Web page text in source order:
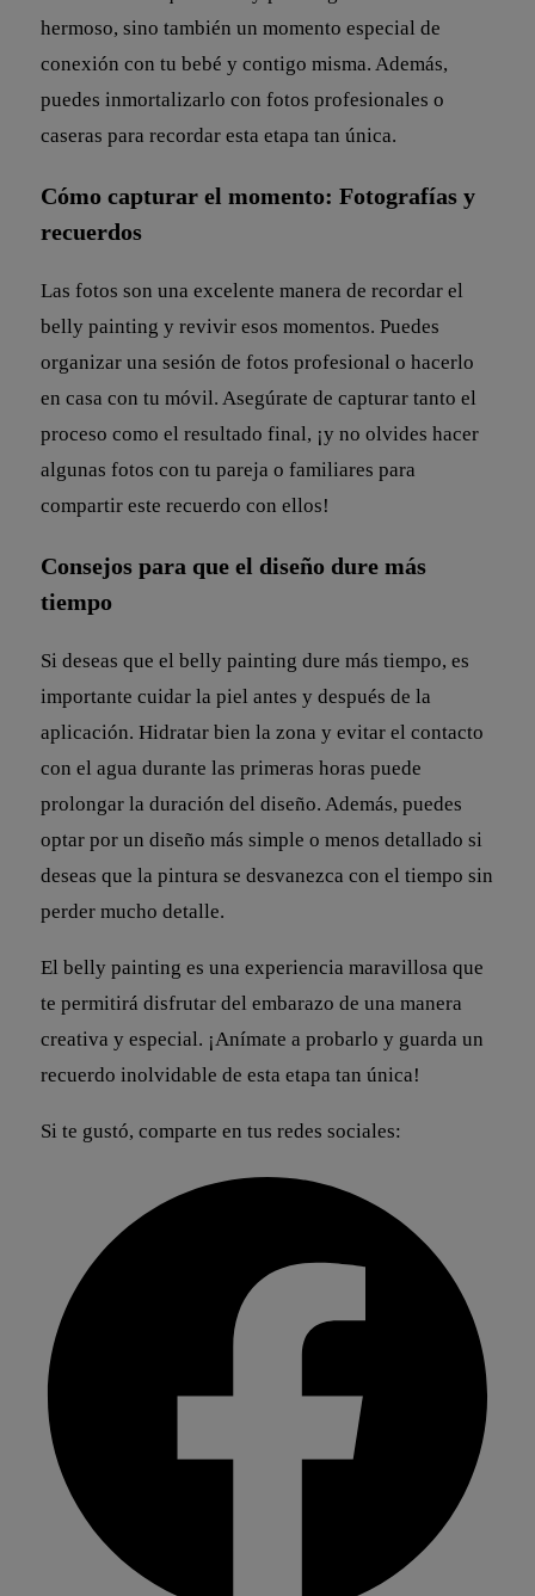
hermoso, sino también un momento especial de
conexión con tu bebé y contigo misma. Además,
puedes inmortalizarlo con fotos profesionales o
caseras para recordar esta etapa tan única.
Cómo capturar el momento: Fotografías y
recuerdos
Las fotos son una excelente manera de recordar el
belly painting y revivir esos momentos. Puedes
organizar una sesión de fotos profesional o hacerlo
en casa con tu móvil. Asegúrate de capturar tanto el
proceso como el resultado final, ¡y no olvides hacer
algunas fotos con tu pareja o familiares para
compartir este recuerdo con ellos!
Consejos para que el diseño dure más
tiempo
Si deseas que el belly painting dure más tiempo, es
importante cuidar la piel antes y después de la
aplicación. Hidratar bien la zona y evitar el contacto
con el agua durante las primeras horas puede
prolongar la duración del diseño. Además, puedes
optar por un diseño más simple o menos detallado si
deseas que la pintura se desvanezca con el tiempo sin
perder mucho detalle.
El belly painting es una experiencia maravillosa que
te permitirá disfrutar del embarazo de una manera
creativa y especial. ¡Anímate a probarlo y guarda un
recuerdo inolvidable de esta etapa tan única!
Si te gustó, comparte en tus redes sociales: